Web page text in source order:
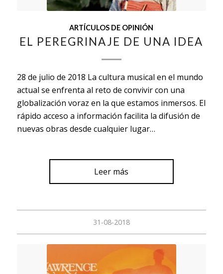
ARTÍCULOS DE OPINIÓN
EL PEREGRINAJE DE UNA IDEA
28 de julio de 2018 La cultura musical en el mundo
actual se enfrenta al reto de convivir con una
globalización voraz en la que estamos inmersos. El
rápido acceso a información facilita la difusión de
nuevas obras desde cualquier lugar…
Leer más
31-08-2018